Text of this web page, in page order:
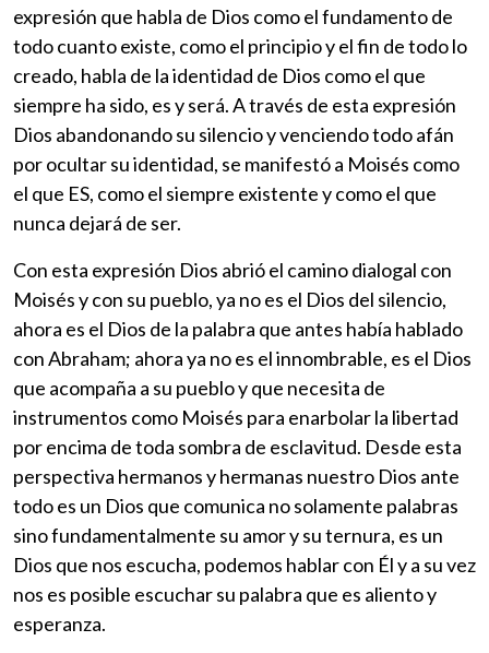
expresión que habla de Dios como el fundamento de
todo cuanto existe, como el principio y el fin de todo lo
creado, habla de la identidad de Dios como el que
siempre ha sido, es y será. A través de esta expresión
Dios abandonando su silencio y venciendo todo afán
por ocultar su identidad, se manifestó a Moisés como
el que ES, como el siempre existente y como el que
nunca dejará de ser.
Con esta expresión Dios abrió el camino dialogal con
Moisés y con su pueblo, ya no es el Dios del silencio,
ahora es el Dios de la palabra que antes había hablado
con Abraham; ahora ya no es el innombrable, es el Dios
que acompaña a su pueblo y que necesita de
instrumentos como Moisés para enarbolar la libertad
por encima de toda sombra de esclavitud. Desde esta
perspectiva hermanos y hermanas nuestro Dios ante
todo es un Dios que comunica no solamente palabras
sino fundamentalmente su amor y su ternura, es un
Dios que nos escucha, podemos hablar con Él y a su vez
nos es posible escuchar su palabra que es aliento y
esperanza.